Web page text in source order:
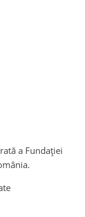
a Fundației